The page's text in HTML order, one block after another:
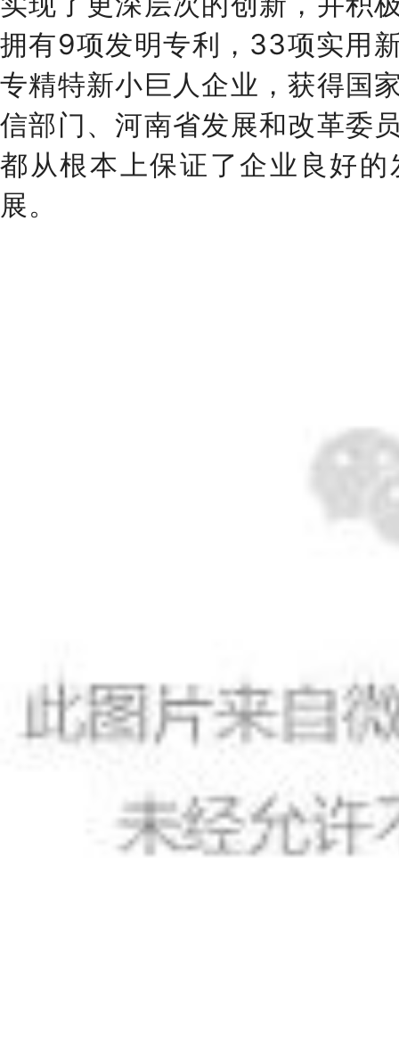
拥有9项发明专利，33项实用
专精特新小巨人企业，获得国
信部门、河南省发展和改革委
都从根本上保证了企业良好
展。